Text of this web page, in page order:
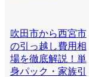
吹田市から西宮市
の引っ越し費用相
場を徹底解説！単
身パック・家族引